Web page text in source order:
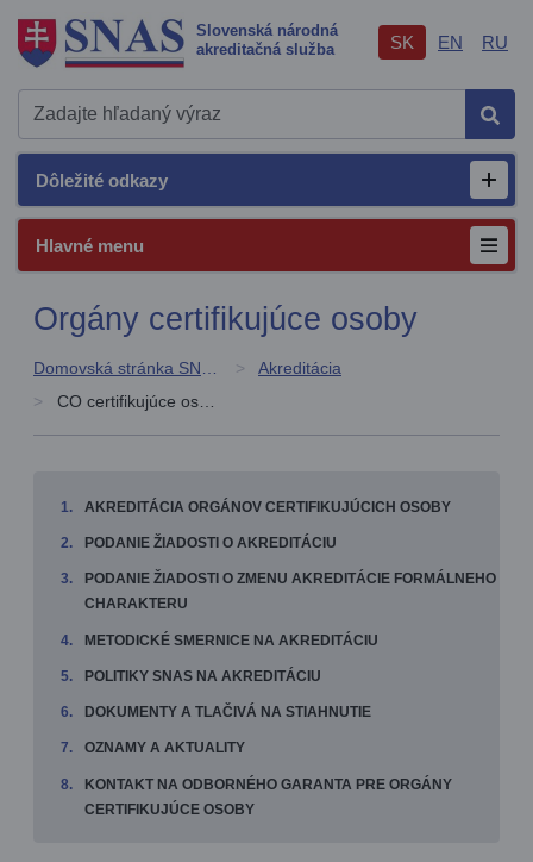
Slovenská národná
akreditačná služba
SK EN RU
Dôležité odkazy
Hlavné menu
Orgány certifikujúce osoby
Domovská stránka SNAS
Akreditácia
CO certifikujúce osoby
AKREDITÁCIA ORGÁNOV CERTIFIKUJÚCICH OSOBY
PODANIE ŽIADOSTI O AKREDITÁCIU
PODANIE ŽIADOSTI O ZMENU AKREDITÁCIE FORMÁLNEHO
CHARAKTERU
METODICKÉ SMERNICE NA AKREDITÁCIU
POLITIKY SNAS NA AKREDITÁCIU
DOKUMENTY A TLAČIVÁ NA STIAHNUTIE
OZNAMY A AKTUALITY
KONTAKT NA ODBORNÉHO GARANTA PRE ORGÁNY
CERTIFIKUJÚCE OSOBY